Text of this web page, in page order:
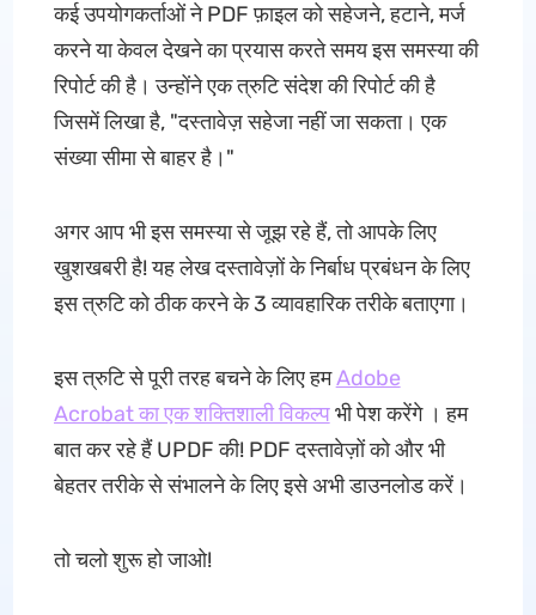
कई उपयोगकर्ताओं ने PDF फ़ाइल को सहेजने, हटाने, मर्ज
करने या केवल देखने का प्रयास करते समय इस समस्या की
रिपोर्ट की है। उन्होंने एक त्रुटि संदेश की रिपोर्ट की है
जिसमें लिखा है, "दस्तावेज़ सहेजा नहीं जा सकता। एक
संख्या सीमा से बाहर है।"
अगर आप भी इस समस्या से जूझ रहे हैं, तो आपके लिए
खुशखबरी है! यह लेख दस्तावेज़ों के निर्बाध प्रबंधन के लिए
इस त्रुटि को ठीक करने के 3 व्यावहारिक तरीके बताएगा।
इस त्रुटि से पूरी तरह बचने के लिए हमAdobe
Acrobat का एक शक्तिशाली विकल्पभी पेश करेंगे । हम
बात कर रहे हैं UPDF की! PDF दस्तावेज़ों को और भी
बेहतर तरीके से संभालने के लिए इसे अभी डाउनलोड करें।
तो चलो शुरू हो जाओ!